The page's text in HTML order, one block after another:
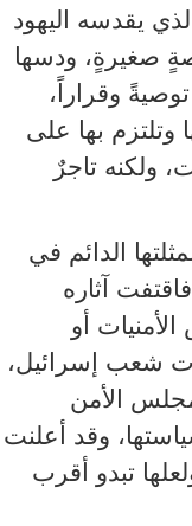
يقدسه اليهود
صغيرةٍ، ودسها
وقراراً،
وتلتزم بها على
ولكنه تاجرٌ
الدائم في
آثاره
أو
شعب إسرائيل،
الأمن
وقد أعلنت
تبدو أقرب